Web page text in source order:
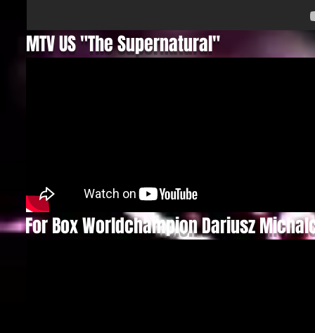
MTV US "The Supernatural"
For Box Worldchampion Dariusz